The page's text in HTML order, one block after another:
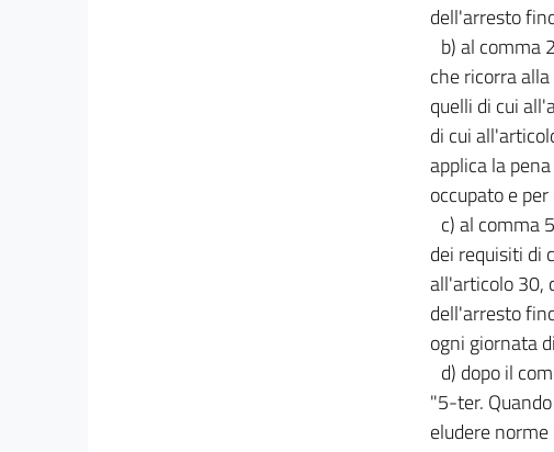
dell'arresto
b) al comma
che ricorra
quelli di cui
di cui
applica la
occupato e
c) al comma
dei requisiti di
all'articolo 30,
dell'arresto
ogni giornata
d) dopo il
"5-ter.
eludere